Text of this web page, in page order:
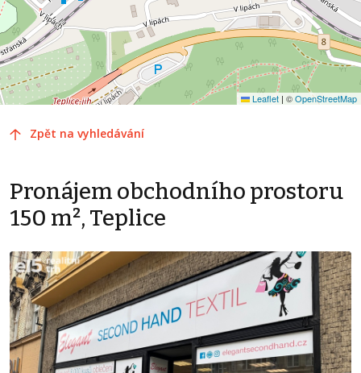
Leaflet | ©OpenStreetMap
Zpět na vyhledávání
Pronájem obchodního prostoru
150 m², Teplice